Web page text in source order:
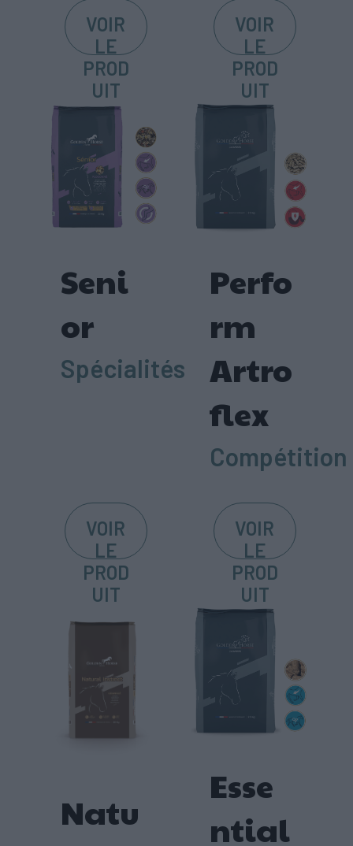
VOIR
LE
PROD
UIT
VOIR
LE
PROD
UIT
Seni
or
Spécialités
VOIR
LE
PROD
UIT
Perfo
rm
Artro
flex
Compétition
VOIR
LE
PROD
UIT
Natu
Esse
ntial